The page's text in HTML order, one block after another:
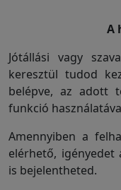
Vakondriasztás
Villanypásztor
A
Jótállási vagy
keresztül tudod
belépve, az adott
funkció
Amennyiben a
elérhető, igényedet
is bejelentheted.